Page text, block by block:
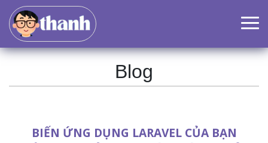
Blog
BIẾN ỨNG DỤNG LARAVEL CỦA BẠN